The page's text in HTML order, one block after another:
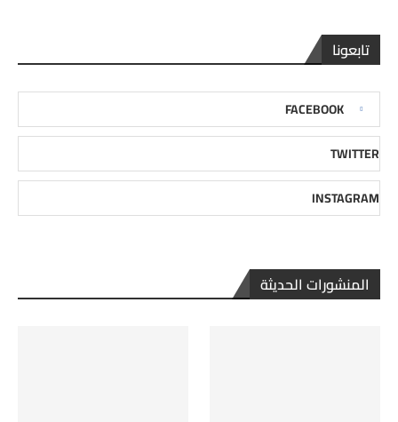
تابعونا
FACEBOOK
TWITTER
INSTAGRAM
المنشورات الحديثة